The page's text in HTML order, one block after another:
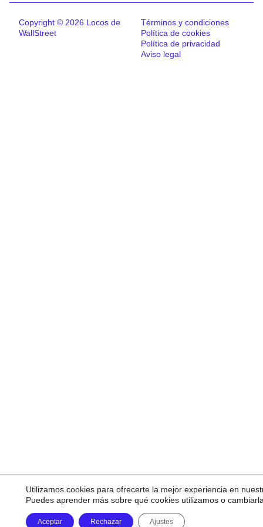
Copyright © 2026 Locos de
WallStreet
Términos y condiciones
Política de cookies
Política de privacidad
Aviso legal
Utilizamos cookies para ofrecerte la mejor experiencia en
Puedes aprender más sobre qué cookies utilizamos o
Aceptar Rechazar Ajustes